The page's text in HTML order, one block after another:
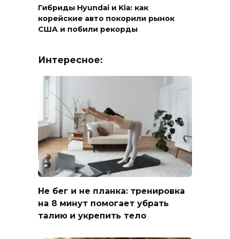
Гибриды Hyundai и Kia: как
корейские авто покорили рынок
США и побили рекорды
Интересное:
Не бег и не планка: тренировка
на 8 минут помогает убрать
талию и укрепить тело